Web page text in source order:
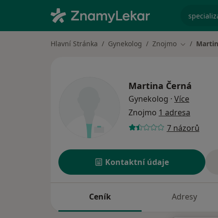
Hlavní Stránka Gynekolog Znojmo Změna
Martina Černá
Gynekolog · Více
Znojmo 1 adresa
7 názorů
Kontaktní údaje
Ceník Adresy